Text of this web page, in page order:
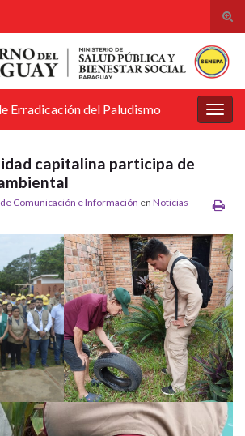
el
de
for:
la
Erradicación del Paludismo
capitalina participa de
Comunicación e Información en Noticias